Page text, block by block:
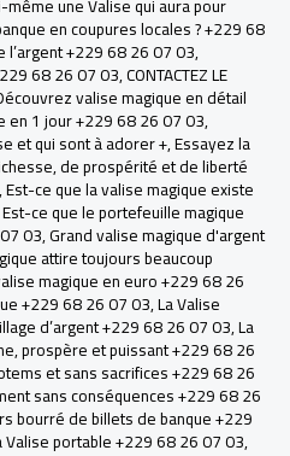
une Valise qui aura pour
en coupures locales ? +229 68
l’argent +229 68 26 07 03,
68 26 07 03,CONTACTEZ LE
valise magique en détail
en 1 jour +229 68 26 07 03,
et qui sont à adorer +,Essayez la
de prospérité et de liberté
,Est-ce que la valise magique existe
Est-ce que le portefeuille magique
03,Grand valise magique d'argent
attire toujours beaucoup
magique en euro +229 68 26
+229 68 26 07 03,La Valise
d’argent +229 68 26 07 03,La
prospère et puissant +229 68 26
et sans sacrifices +229 68 26
sans conséquences +229 68 26
bourré de billets de banque +229
Valise portable +229 68 26 07 03,